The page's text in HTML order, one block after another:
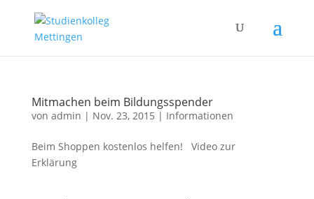
Mitmachen beim Bildungsspender
von admin | Nov. 23, 2015 | Informationen
Beim Shoppen kostenlos helfen! Video zur
Erklärung